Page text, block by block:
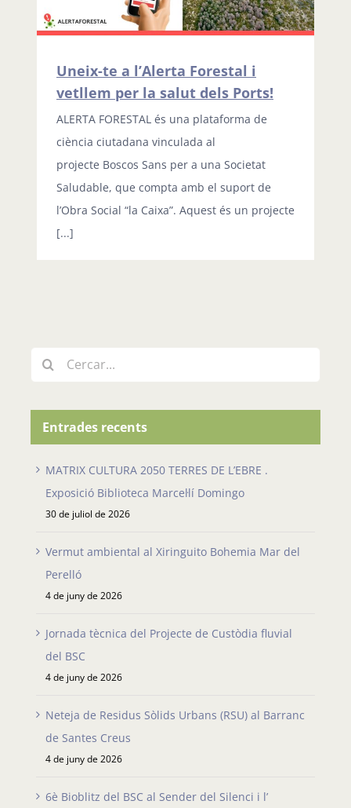
Uneix-te a l’Alerta Forestal i
vetllem per la salut dels Ports!
ALERTA FORESTAL és una plataforma de
ciència ciutadana vinculada al
projecte Boscos Sans per a una Societat
Saludable, que compta amb el suport de
l’Obra Social “la Caixa”. Aquest és un projecte
[...]
Cerca
Entrades recents
MATRIX CULTURA 2050 TERRES DE L’EBRE .
Exposició Biblioteca Marcel·lí Domingo
30 de juliol de 2026
Vermut ambiental al Xiringuito Bohemia Mar del
Perelló
4 de juny de 2026
Jornada tècnica del Projecte de Custòdia fluvial
del BSC
4 de juny de 2026
Neteja de Residus Sòlids Urbans (RSU) al Barranc
de Santes Creus
4 de juny de 2026
6è Bioblitz del BSC al Sender del Silenci i l’